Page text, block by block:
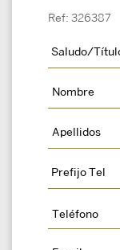
Ref: 326387